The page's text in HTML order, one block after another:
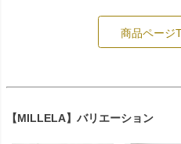
商品ページ
【MILLELA】バリエーション